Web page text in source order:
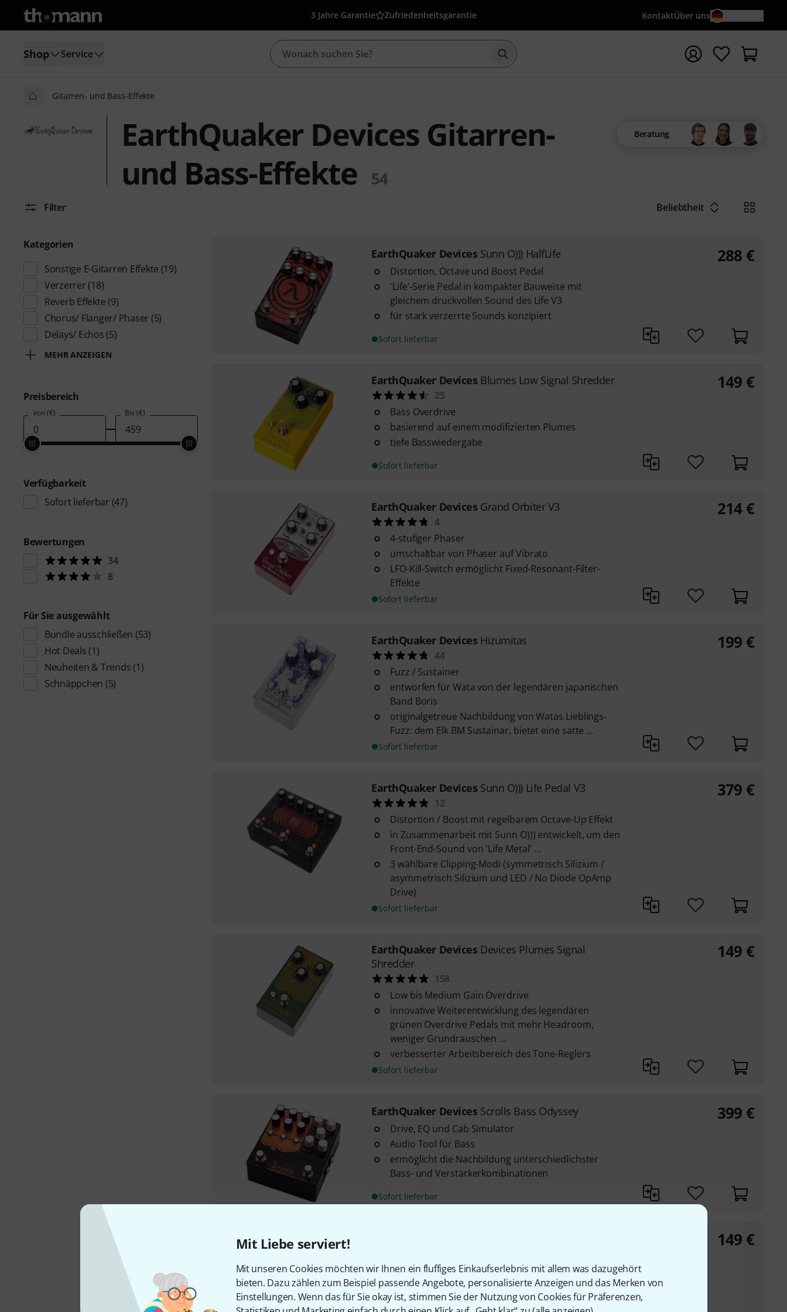
Mit Liebe serviert!
Mit unseren Cookies möchten wir Ihnen ein fluffiges Einkaufserlebnis mit allem was dazugehört
bieten. Dazu zählen zum Beispiel passende Angebote, personalisierte Anzeigen und das Merken von
Einstellungen. Wenn das für Sie okay ist, stimmen Sie der Nutzung von Cookies für Präferenzen,
3 Jahre Garantie Zufriedenheitsgarantie KontaktÜber uns
Shop Service Suche mit Suchwort {searchTerm} starten
Gitarren- und Bass-Effekte
EarthQuaker Devices Gitarren-
und Bass-Effekte
54
Beratung
Filter Beliebtheit
Kategorien
Sonstige E-Gitarren Effekte (19)
Verzerrer (18)
Reverb Effekte (9)
Chorus/ Flanger/ Phaser (5)
Delays/ Echos (5)
MEHR ANZEIGEN
Preisbereich
Von (€) Bis (€)
Verfügbarkeit
Sofort lieferbar (47)
Bewertungen
34
8
Für Sie ausgewählt
Bundle ausschließen (53)
Hot Deals (1)
Neuheiten & Trends (1)
Schnäppchen (5)
EarthQuaker Devices Sunn O))) HalfLife
Distortion, Octave und Boost Pedal
'Life'-Serie Pedal in kompakter Bauweise mit
gleichem druckvollen Sound des Life V3
für stark verzerrte Sounds konzipiert
Sofort lieferbar
288 €
EarthQuaker Devices Blumes Low Signal Shredder
25
Bass Overdrive
basierend auf einem modifizierten Plumes
tiefe Basswiedergabe
Sofort lieferbar
149 €
EarthQuaker Devices Grand Orbiter V3
4
4-stufiger Phaser
umschaltbar von Phaser auf Vibrato
LFO-Kill-Switch ermöglicht Fixed-Resonant-Filter-
Effekte
Sofort lieferbar
214 €
EarthQuaker Devices Hizumitas
44
Fuzz / Sustainer
entworfen für Wata von der legendären japanischen
Band Boris
originalgetreue Nachbildung von Watas Lieblings-
Fuzz: dem Elk BM Sustainar, bietet eine satte ...
Sofort lieferbar
199 €
EarthQuaker Devices Sunn O))) Life Pedal V3
12
Distortion / Boost mit regelbarem Octave-Up Effekt
in Zusammenarbeit mit Sunn O))) entwickelt, um den
Front-End-Sound von 'Life Metal' ...
3 wählbare Clipping-Modi (symmetrisch Silizium /
asymmetrisch Silizium und LED / No Diode OpAmp
Drive)
Sofort lieferbar
379 €
EarthQuaker Devices Devices Plumes Signal
Shredder
158
Low bis Medium Gain Overdrive
innovative Weiterentwicklung des legendären
grünen Overdrive Pedals mit mehr Headroom,
weniger Grundrauschen ...
verbesserter Arbeitsbereich des Tone-Reglers
Sofort lieferbar
149 €
EarthQuaker Devices Scrolls Bass Odyssey
Drive, EQ und Cab Simulator
Audio Tool für Bass
ermöglicht die Nachbildung unterschiedlichster
Bass- und Verstärkerkombinationen
Sofort lieferbar
399 €
weltweit auf 1.000 Exemplare limitierte Neuauflage
des Klassikers in kompakter Bauweise
Klangspektrum reicht von rauem Overdrive bis hin
149 €